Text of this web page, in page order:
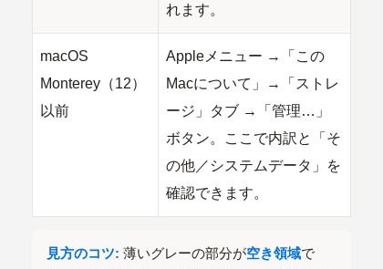
れます。
macOS
Monterey（12）
以前
Appleメニュー →「この
Macについて」→「ストレ
ージ」タブ →「管理…」
ボタン。ここで内訳と「そ
の他／システムデータ」を
確認できます。
見方のコツ: 薄いグレーの部分が空き領域で